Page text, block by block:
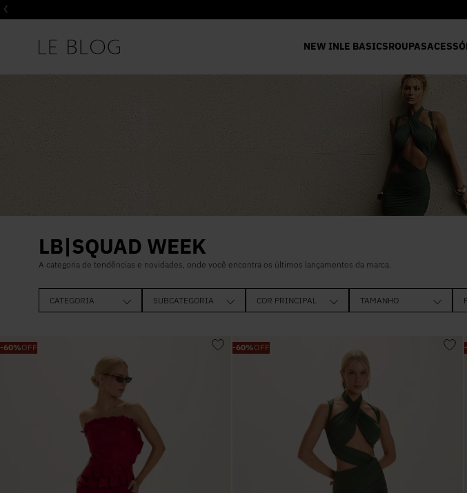
NEW INLE BASICSROUPAS
LB|SQUAD WEEK
A categoria de tendências e novidades, onde você encontra os últimos lançamentos da marca.
CATEGORIA
ALFAIATARIA
TRICOT
BEACHWEAR
SUBCATEGORIA
T-SHIRT
REGATA
COR PRINCIPAL
OFF WHITE
TAMANHO
34
-60%OFF -60%OFF -